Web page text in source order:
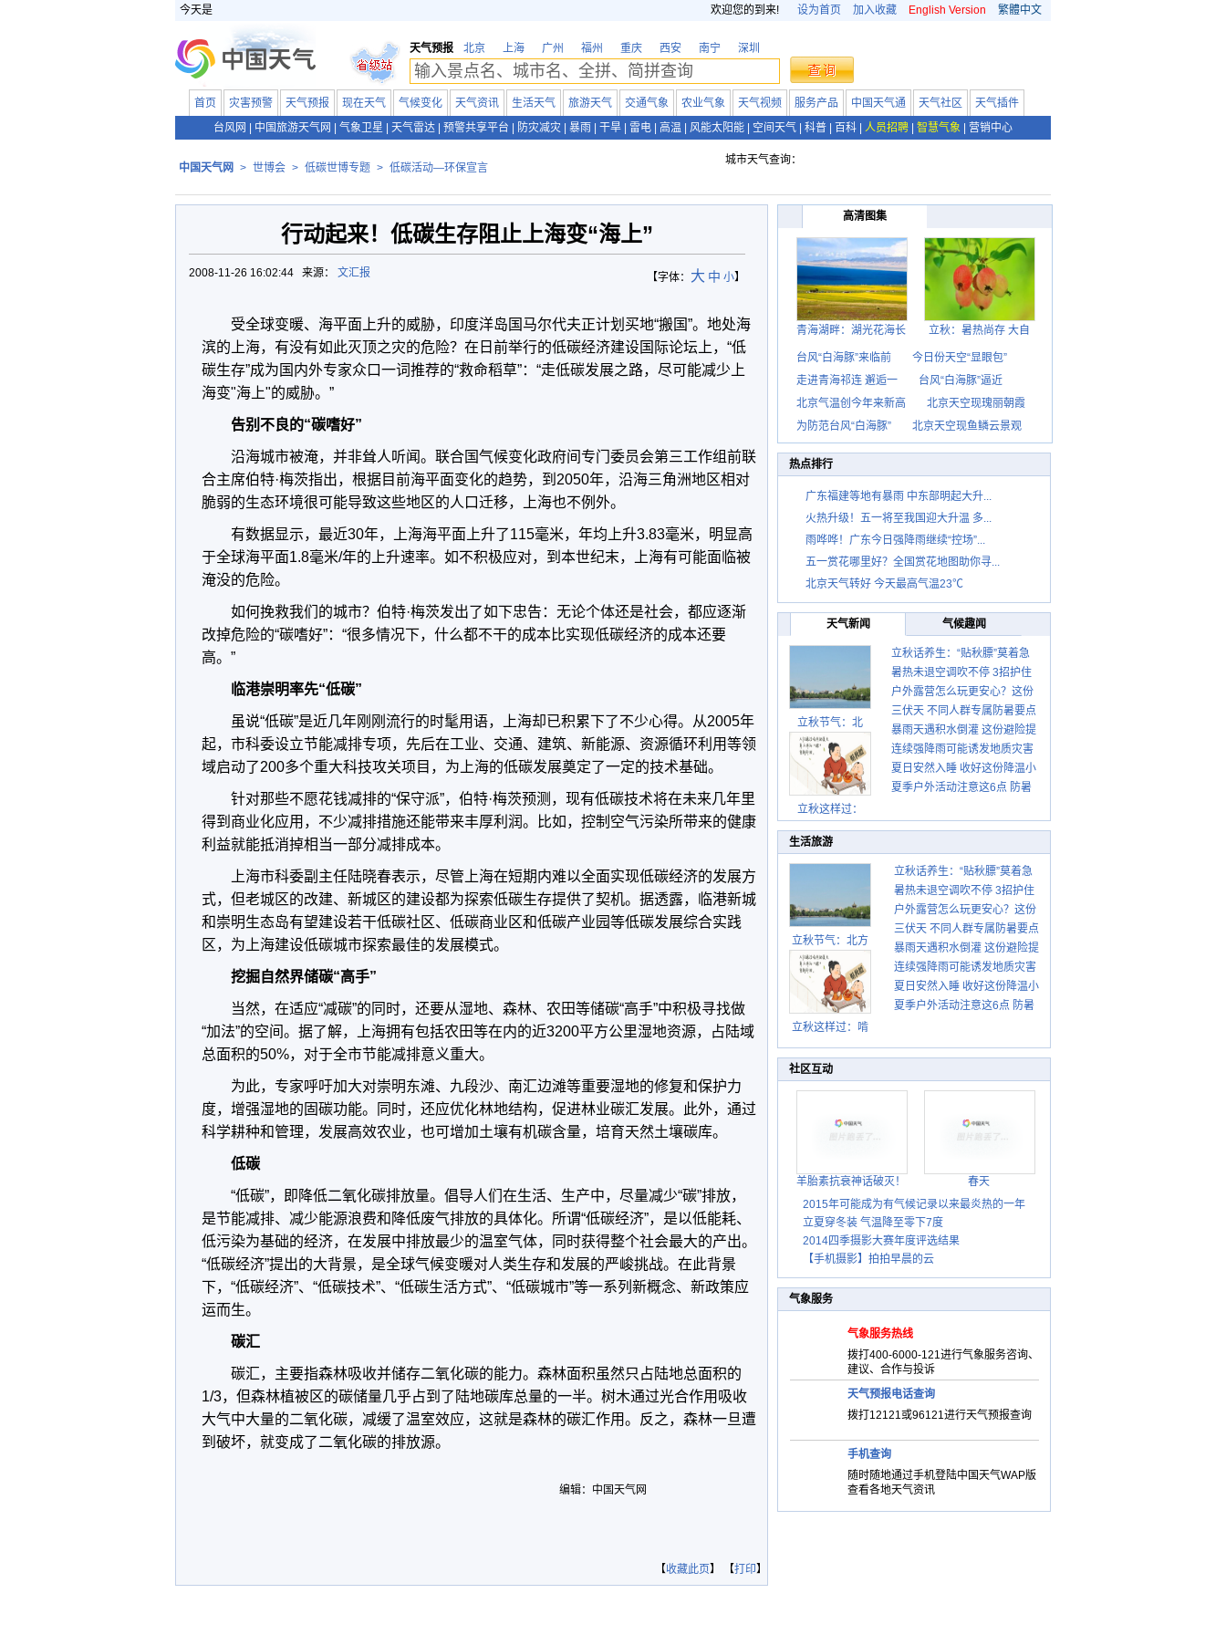
今天是 欢迎您的到来! 设为首页 加入收藏 English Version 繁體中文
天气预报 北京 上海 广州 福州 重庆 西安 南宁 深圳
首页 灾害预警 天气预报 现在天气 气候变化 天气资讯 生活天气 旅游天气 交通气象 农业气象 天气视频 服务产品 中国天气通 天气社区
天气插件
台风网
中国旅游天气网 气象卫星 天气雷达 预警共享平台 防灾减灾 暴雨 干旱 雷电 高温 风能太阳能 空间天气 科普 百科 人员招聘 智慧气象 营销中心
中国天气网 > 世博会 > 低碳世博专题 > 低碳活动—环保宣言
城市天气查询：
行动起来！低碳生存阻止上海变“海上”
【字体： 大 中 小】
2008-11-26 16:02:44 来源： 文汇报
受全球变暖、海平面上升的威胁，印度洋岛国马尔代夫正计划买地“搬国”。地处海
滨的上海，有没有如此灭顶之灾的危险？在日前举行的低碳经济建设国际论坛上，“低
碳生存”成为国内外专家众口一词推荐的“救命稻草”：“走低碳发展之路，尽可能减少上
海变"海上"的威胁。”
告别不良的“碳嗜好”
沿海城市被淹，并非耸人听闻。联合国气候变化政府间专门委员会第三工作组前联
合主席伯特·梅茨指出，根据目前海平面变化的趋势，到2050年，沿海三角洲地区相对
脆弱的生态环境很可能导致这些地区的人口迁移，上海也不例外。
有数据显示，最近30年，上海海平面上升了115毫米，年均上升3.83毫米，明显高
于全球海平面1.8毫米/年的上升速率。如不积极应对，到本世纪末，上海有可能面临被
淹没的危险。
如何挽救我们的城市？伯特·梅茨发出了如下忠告：无论个体还是社会，都应逐渐
改掉危险的“碳嗜好”：“很多情况下，什么都不干的成本比实现低碳经济的成本还要
高。”
临港崇明率先“低碳”
虽说“低碳”是近几年刚刚流行的时髦用语，上海却已积累下了不少心得。从2005年
起，市科委设立节能减排专项，先后在工业、交通、建筑、新能源、资源循环利用等领
域启动了200多个重大科技攻关项目，为上海的低碳发展奠定了一定的技术基础。
针对那些不愿花钱减排的“保守派”，伯特·梅茨预测，现有低碳技术将在未来几年里
得到商业化应用，不少减排措施还能带来丰厚利润。比如，控制空气污染所带来的健康
利益就能抵消掉相当一部分减排成本。
上海市科委副主任陆晓春表示，尽管上海在短期内难以全面实现低碳经济的发展方
式，但老城区的改建、新城区的建设都为探索低碳生存提供了契机。据透露，临港新城
和崇明生态岛有望建设若干低碳社区、低碳商业区和低碳产业园等低碳发展综合实践
区，为上海建设低碳城市探索最佳的发展模式。
挖掘自然界储碳“高手”
当然，在适应“减碳”的同时，还要从湿地、森林、农田等储碳“高手”中积极寻找做
“加法”的空间。据了解，上海拥有包括农田等在内的近3200平方公里湿地资源，占陆域
总面积的50%，对于全市节能减排意义重大。
为此，专家呼吁加大对崇明东滩、九段沙、南汇边滩等重要湿地的修复和保护力
度，增强湿地的固碳功能。同时，还应优化林地结构，促进林业碳汇发展。此外，通过
科学耕种和管理，发展高效农业，也可增加土壤有机碳含量，培育天然土壤碳库。
低碳
“低碳”，即降低二氧化碳排放量。倡导人们在生活、生产中，尽量减少“碳”排放，
是节能减排、减少能源浪费和降低废气排放的具体化。所谓“低碳经济”，是以低能耗、
低污染为基础的经济，在发展中排放最少的温室气体，同时获得整个社会最大的产出。
“低碳经济”提出的大背景，是全球气候变暖对人类生存和发展的严峻挑战。在此背景
下，“低碳经济”、“低碳技术”、“低碳生活方式”、“低碳城市”等一系列新概念、新政策应
运而生。
碳汇
碳汇，主要指森林吸收并储存二氧化碳的能力。森林面积虽然只占陆地总面积的
1/3，但森林植被区的碳储量几乎占到了陆地碳库总量的一半。树木通过光合作用吸收
大气中大量的二氧化碳，减缓了温室效应，这就是森林的碳汇作用。反之，森林一旦遭
到破坏，就变成了二氧化碳的排放源。
编辑：中国天气网
【收藏此页】 【打印】
高清图集
青海湖畔：湖光花海长 立秋：暑热尚存 大自
台风“白海豚”来临前
今日份天空“显眼包”
走进青海祁连 邂逅一
台风“白海豚”逼近
北京气温创今年来新高
北京天空现瑰丽朝霞
为防范台风“白海豚”
北京天空现鱼鳞云景观
热点排行
广东福建等地有暴雨 中东部明起大升...
火热升级！五一将至我国迎大升温 多...
雨哗哗！广东今日强降雨继续“控场”...
五一赏花哪里好？全国赏花地图助你寻...
北京天气转好 今天最高气温23℃
天气新闻 气候趣闻
立秋节气：北
立秋这样过：
立秋话养生：“贴秋膘”莫着急
先清暑再防燥
暑热未退空调吹不停 3招护住
肩颈不酸痛
户外露营怎么玩更安心？这份
攻略请收好
三伏天 不同人群专属防暑要点
请收好
暴雨天遇积水倒灌 这份避险提
示请收好
连续强降雨可能诱发地质灾害
这些前兆要知道
夏日安然入睡 收好这份降温小
贴士
夏季户外活动注意这6点 防暑
生活旅游
立秋节气：北方
逐渐转凉 南方暑
热仍盛
立秋这样过：啃
祝丰收迎秋来
立秋话养生：“贴秋膘”莫着急
先清暑再防燥
暑热未退空调吹不停 3招护住
肩颈不酸痛
户外露营怎么玩更安心？这份
攻略请收好
三伏天 不同人群专属防暑要点
请收好
暴雨天遇积水倒灌 这份避险提
示请收好
连续强降雨可能诱发地质灾害
这些前兆要知道
夏日安然入睡 收好这份降温小
贴士
夏季户外活动注意这6点 防暑
社区互动
羊胎素抗衰神话破灭！
春天
2015年可能成为有气候记录以来最炎热的一年
立夏穿冬装 气温降至零下7度
2014四季摄影大赛年度评选结果
【手机摄影】拍拍早晨的云
气象服务
气象服务热线
拨打400-6000-121进行气象服务咨询、
建议、合作与投诉
天气预报电话查询
拨打12121或96121进行天气预报查询
手机查询
随时随地通过手机登陆中国天气WAP版
查看各地天气资讯